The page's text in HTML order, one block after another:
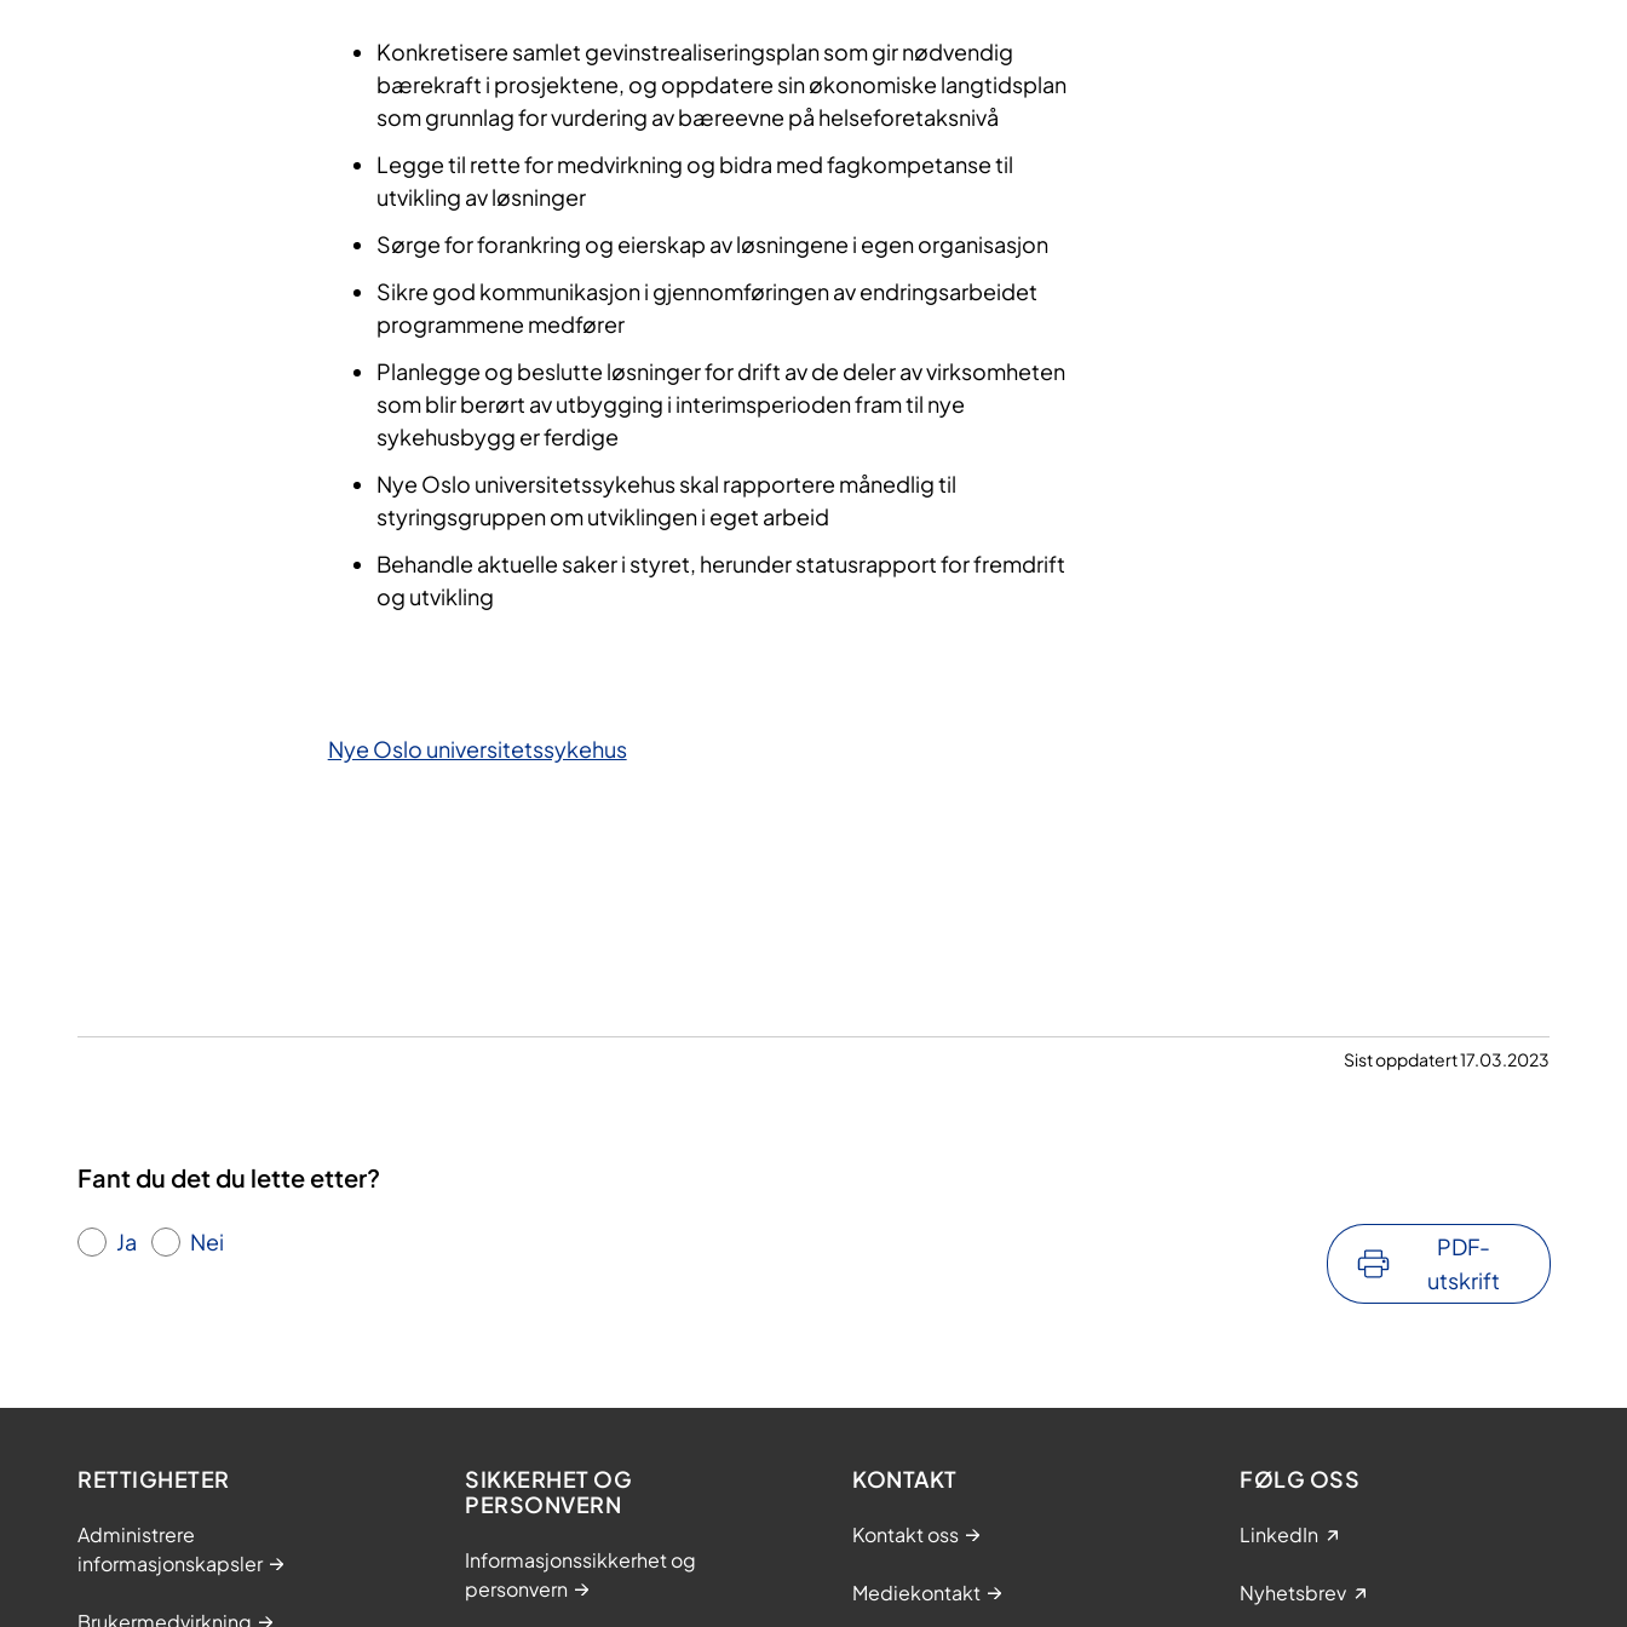
Konkretisere samlet gevinstrealiseringsplan som gir nødvendig
bærekraft i prosjektene, og oppdatere sin økonomiske langtidsplan
som grunnlag for vurdering av bæreevne på helseforetaksnivå
Legge til rette for medvirkning og bidra med fagkompetanse til
utvikling av løsninger
Sørge for forankring og eierskap av løsningene i egen organisasjon
Sikre god kommunikasjon i gjennomføringen av endringsarbeidet
programmene medfører
Planlegge og beslutte løsninger for drift av de deler av virksomheten
som blir berørt av utbygging i interimsperioden fram til nye
sykehusbygg er ferdige
Nye Oslo universitetssykehus skal rapportere månedlig til
styringsgruppen om utviklingen i eget arbeid
Behandle aktuelle saker i styret, herunder statusrapport for fremdrift
og utvikling
Nye Oslo universitetssykehus
Sist oppdatert 17.03.2023
Fant du det du lette etter?
Ja Nei
PDF-
utskrift
RETTIGHETER
Administrere
informasjonskapsler
Brukermedvirkning
SIKKERHET OG
PERSONVERN
Informasjonssikkerhet og
personvern
KONTAKT
Kontakt oss
Mediekontakt
FØLG OSS
LinkedIn
Nyhetsbrev